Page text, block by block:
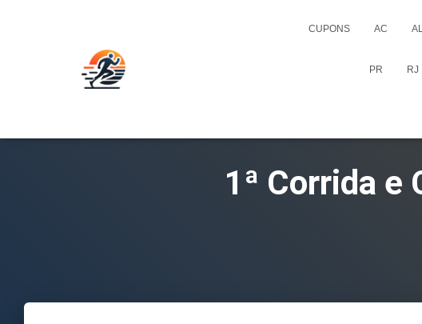
CUPONS AC
PR RJ
1ª Corrida e